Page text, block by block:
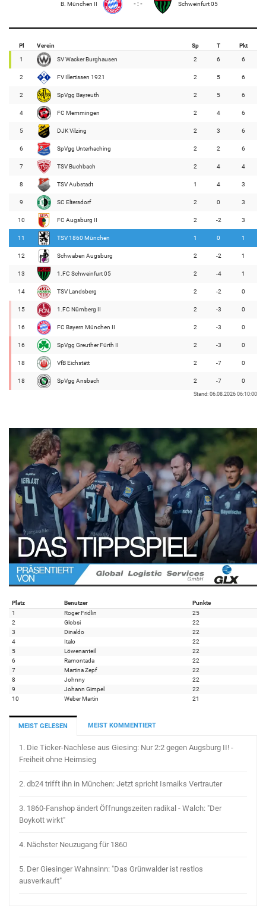
B. München II - : - Schweinfurt 05
Pl Verein Sp T Pkt
1 SV Wacker Burghausen 2 6 6
2 FV Illertissen 1921 2 5 6
2 SpVgg Bayreuth 2 5 6
4 FC Memmingen 2 4 6
5 DJK Vilzing 2 3 6
6 SpVgg Unterhaching 2 2 6
7 TSV Buchbach 2 4 4
8 TSV Aubstadt 1 4 3
9 SC Eltersdorf 2 0 3
10 FC Augsburg II 2 -2 3
11 TSV 1860 München 1 0 1
12 Schwaben Augsburg 2 -2 1
13 1.FC Schweinfurt 05 2 -4 1
14 TSV Landsberg 2 -2 0
15 1.FC Nürnberg II 2 -3 0
16 FC Bayern München II 2 -3 0
16 SpVgg Greuther Fürth II 2 -3 0
18 VfB Eichstätt 2 -7 0
18 SpVgg Ansbach 2 -7 0
Stand: 06.08.2026 06:10:00
Platz Benutzer
Punkte
1
Roger Fridlin
25
2
Globsi
22
3
Dinaldo
22
4
Italo
22
5
Löwenanteil
22
6
Ramontada
22
7
Martina Zepf
22
8
Johnny
22
9
Johann Gimpel
22
10
Weber Martin 21
MEIST GELESEN MEIST KOMMENTIERT
1. Die Ticker-Nachlese aus Giesing: Nur 2:2 gegen Augsburg II! -
Freiheit ohne Heimsieg
2. db24 trifft ihn in München: Jetzt spricht Ismaiks Vertrauter
3. 1860-Fanshop ändert Öffnungszeiten radikal - Walch: "Der
Boykott wirkt"
4. Nächster Neuzugang für 1860
5. Der Giesinger Wahnsinn: "Das Grünwalder ist restlos
ausverkauft"